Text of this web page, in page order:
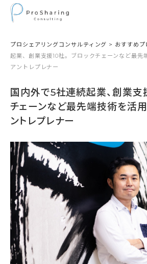
プロシェアリングコンサルティング > おすすめプ
起業、創業支援10社。ブロックチェーンなど最先
アントレプレナー
国内外で5社連続起業、創業支
チェーンなど最先端技術を活
ントレプレナー